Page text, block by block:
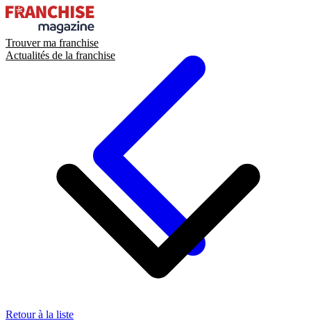
Trouver ma franchise
Actualités de la franchise
Retour à la liste